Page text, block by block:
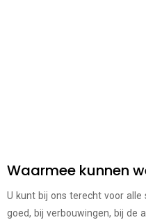
Waarmee kunnen
U kunt bij ons terecht voor alle
goed, bij verbouwingen, bij de